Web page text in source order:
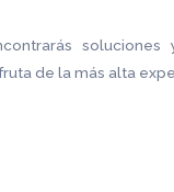
de la más alta